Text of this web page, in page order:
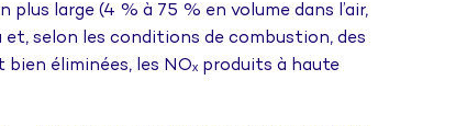
large (4 % à 75 % en volume dans l’air,
selon les conditions de combustion, des
bien éliminées, les NOₓ produits à haute